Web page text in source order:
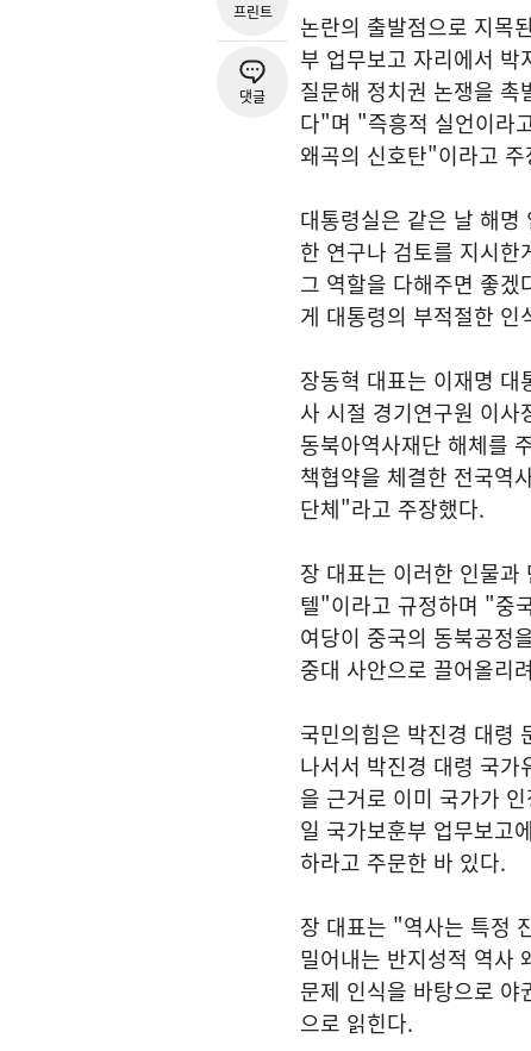
프린트
댓글
논란의 출발점으로 지목
부 업무보고 자리에서
질문해 정치권 논쟁을
다"며 "즉흥적 실언이라
왜곡의 신호탄"이라고 주
대통령실은 같은 날 해
한 연구나 검토를 지시
그 역할을 다해주면 좋
게 대통령의 부적절한
장동혁 대표는 이재명
사 시절 경기연구원 이
동북아역사재단 해체를
책협약을 체결한 전국역
단체"라고 주장했다.
장 대표는 이러한 인물
텔"이라고 규정하며 "중
여당이 중국의 동북공정
중대 사안으로 끌어올리
국민의힘은 박진경 대령
나서서 박진경 대령 국
을 근거로 이미 국가가
일 국가보훈부 업무보고
하라고 주문한 바 있다.
장 대표는 "역사는 특정
밀어내는 반지성적 역사
문제 인식을 바탕으로
으로 읽힌다.